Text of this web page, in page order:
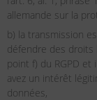
allemande sur la
b) la transmission
défendre des droits
point f) du RGPD et
avez un intérêt
données,